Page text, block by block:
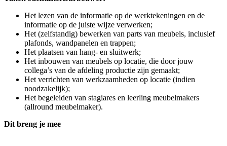
Het lezen van de informatie op de werktekeningen en de
informatie op de juiste wijze verwerken;
Het (zelfstandig) bewerken van parts van meubels, inclusief
plafonds, wandpanelen en trappen;
Het plaatsen van hang- en sluitwerk;
Het inbouwen van meubels op locatie, die door jouw
collega’s van de afdeling productie zijn gemaakt;
Het verrichten van werkzaamheden op locatie (indien
noodzakelijk);
Het begeleiden van stagiares en leerling meubelmakers
(allround meubelmaker).
Dit breng je mee